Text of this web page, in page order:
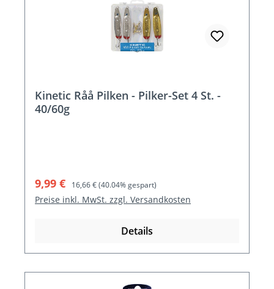
Kinetic Råå Pilken - Pilker-Set 4 St. -
40/60g
Verkaufspreis:
9,99 € Regulärer Preis:
16,66 €(40.04% gespart)
Preise inkl. MwSt. zzgl. Versandkosten
Details